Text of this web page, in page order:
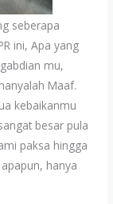
seberapa
ini, Apa yang
mu,
Maaf.
kebaikanmu
besar pula
paksa hingga
hanya